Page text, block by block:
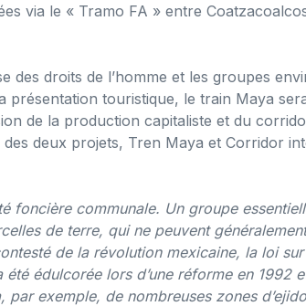
via le « Tramo FA » entre
des droits de l’homme et les groupes
présentation touristique, le train Maya
de la production capitaliste et du
deux projets, Tren Maya et Corridor
foncière communale. Un groupe
de terre, qui ne peuvent
de la révolution mexicaine, la loi sur
édulcorée lors d’une réforme en 1992
exemple, de nombreuses zones